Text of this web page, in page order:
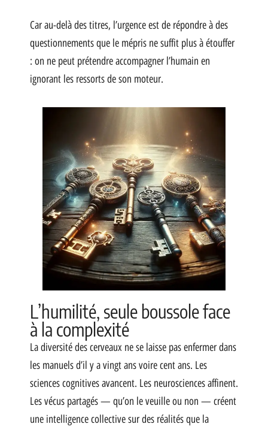
Car au-delà des titres, l’urgence est de répondre à des
questionnements que le mépris ne suffit plus à étouffer
: on ne peut prétendre accompagner l’humain en
ignorant les ressorts de son moteur.
L’humilité, seule boussole face
à la complexité
La diversité des cerveaux ne se laisse pas enfermer dans
les manuels d’il y a vingt ans voire cent ans. Les
sciences cognitives avancent. Les neurosciences affinent.
Les vécus partagés — qu’on le veuille ou non — créent
une intelligence collective sur des réalités que la